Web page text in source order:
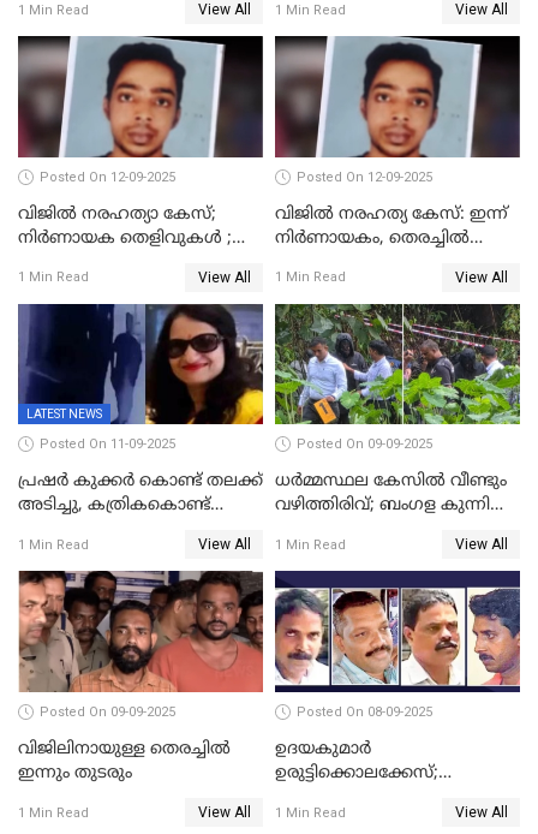
1 Min Read View All
റിപ്പോർട്ട് പുറത്ത്
1 Min Read View All
Posted On 12-09-2025
വിജിൽ നരഹത്യാ കേസ്;
നിർണായക തെളിവുകൾ ;
താടിയെല്ലും ലഭിച്ചു
1 Min Read View All
Posted On 12-09-2025
വിജിൽ നരഹത്യ കേസ്: ഇന്ന്
നിർണായകം, തെരച്ചിൽ
1 Min Read View All
LATEST NEWS
Posted On 11-09-2025
പ്രഷർ കുക്കർ കൊണ്ട് തലക്ക്
അടിച്ചു, കത്രികകൊണ്ട്
കൊലപ്പെടുത്തി; 5 പവൻ
സ്വർണ്ണവും ഒരു ലക്ഷം
രൂപയും കാണാതായി
1 Min Read View All
Posted On 09-09-2025
ധർമ്മസ്ഥല കേസിൽ വീണ്ടും
വഴിത്തിരിവ്; ബംഗള കുന്നിൽ
കണ്ടെത്തി
1 Min Read View All
Posted On 09-09-2025
വിജിലിനായുള്ള തെരച്ചിൽ
ഇന്നും തുടരും
1 Min Read View All
Posted On 08-09-2025
ഉദയകുമാര്‍
ഉരുട്ടിക്കൊലക്കേസ്;
സുപ്രീംകോടതിയിലേക്ക്
1 Min Read View All